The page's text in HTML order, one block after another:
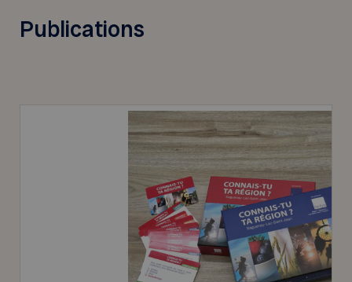
Publications